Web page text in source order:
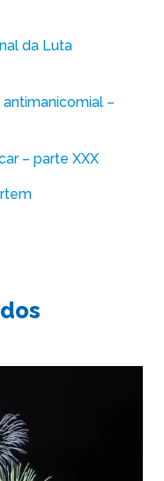
da Luta
–
– parte XXX